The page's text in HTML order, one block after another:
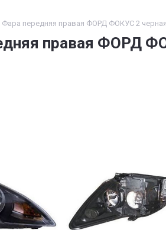
Фара передняя правая ФОРД ФОКУС 2
правая ФОРД